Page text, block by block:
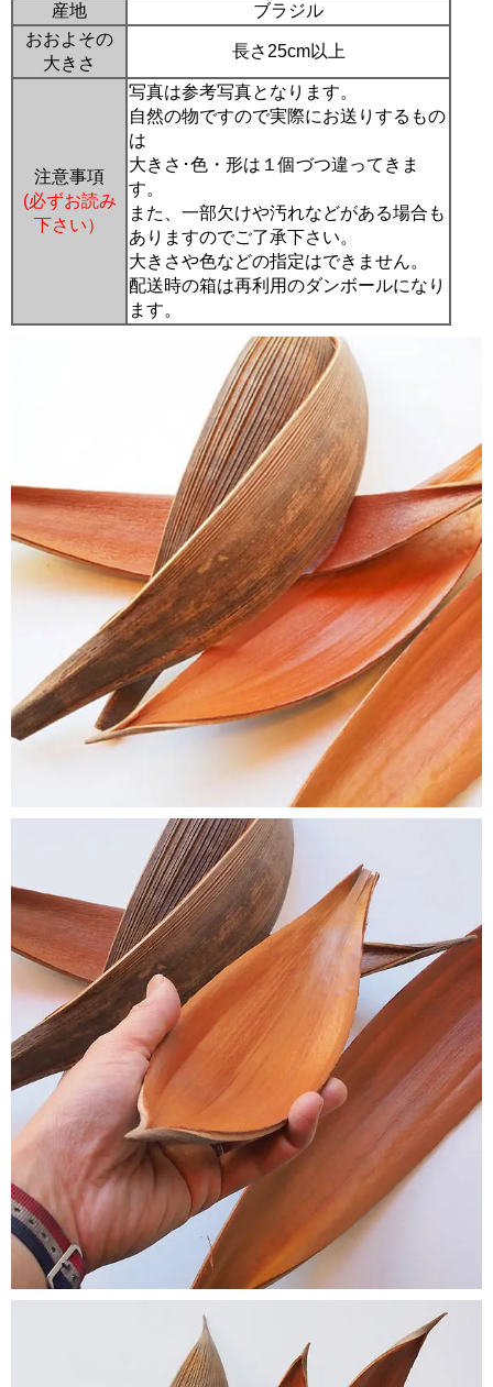
産地
ブラジル
おおよその
大きさ
長さ25cm以上
注意事項
(必ずお読み
下さい）
写真は参考写真となります。
自然の物ですので実際にお送りするもの
は
大きさ･色・形は１個づつ違ってきま
す。
また、一部欠けや汚れなどがある場合も
ありますのでご了承下さい。
大きさや色などの指定はできません。
配送時の箱は再利用のダンボールになり
ます。